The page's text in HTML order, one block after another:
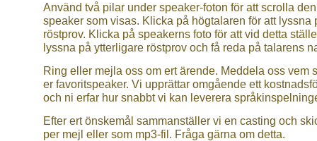
Använd två pilar under speaker-foton för att scrolla den
speaker som visas. Klicka på högtalaren för att lyssna
röstprov. Klicka på speakerns foto för att vid detta ställe
lyssna på ytterligare röstprov och få reda på talarens
Ring eller mejla oss om ert ärende. Meddela oss vem
er favoritspeaker. Vi upprättar omgående ett
och ni erfar hur snabbt vi kan leverera
Efter ert önskemål sammanställer vi en casting och
per mejl eller som mp3-fil. Fråga gärna om detta.